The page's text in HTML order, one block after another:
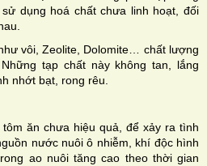
dụng hoá chất chưa linh hoạt, đối
vôi, Zeolite, Dolomite… chất lượng
tạp chất này không tan, lắng
nhớt bạt, rong rêu.
ăn chưa hiệu quả, để xảy ra tình
nước nuôi ô nhiễm, khí độc hình
ao nuôi tăng cao theo thời gian